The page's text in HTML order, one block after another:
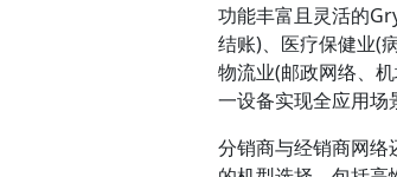
功能丰富且灵活的
结账)、医疗保健业(
物流业(邮政网络、
一设备实现全应用场
分销商与经销商网